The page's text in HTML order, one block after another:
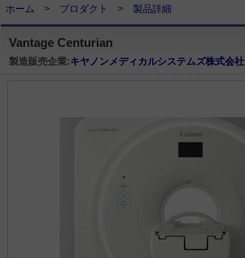
ホーム プロダクト 製品詳細
Vantage Centurian
製造販売企業:キヤノンメディカルシステムズ株式会社